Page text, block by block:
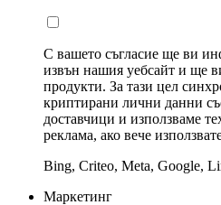
С вашето съгласие ще ви
извън нашия уебсайт и ще
продукти. За тази цел
криптирани лични данни
доставчици и използваме
реклама, ако вече
Bing, Criteo, Meta, Google,
Маркетинг